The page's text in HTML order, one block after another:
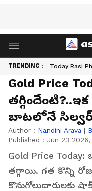
TRENDING : Today Rasi
Gold Price
బాటలోనే
Author : Nandini Arava |
Published : Jun 23 2026,
Gold Price
తగ్గాయి. గత కొన్ని
కొనుగోలుదారులకు